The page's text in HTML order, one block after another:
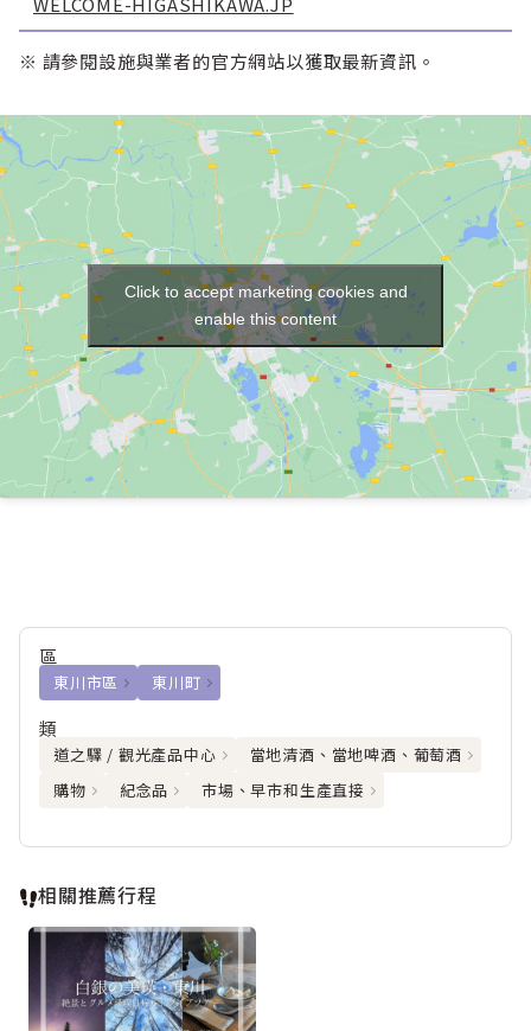
※ 請參閱設施與業者的官方網站以獲取最新資訊。
Click to accept marketing cookies and
enable this content
區
東川市區 東川町
類
道之驛 / 觀光產品中心
當地清酒、當地啤酒、葡萄酒
購物
紀念品 市場、早市和生產直接
相關推薦行程